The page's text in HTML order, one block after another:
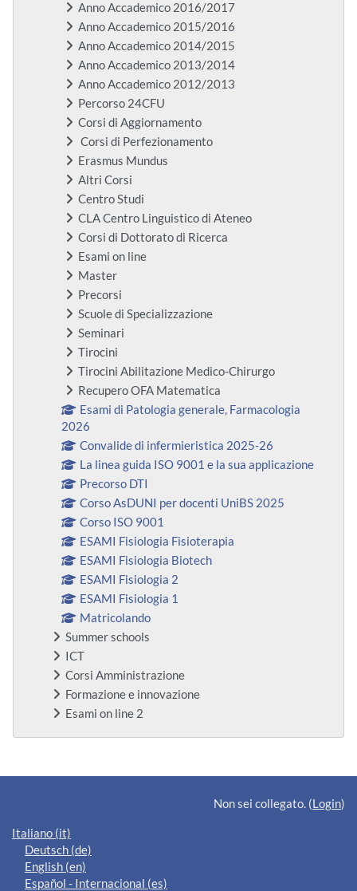
Anno Accademico 2016/2017
Anno Accademico 2015/2016
Anno Accademico 2014/2015
Anno Accademico 2013/2014
Anno Accademico 2012/2013
Percorso 24CFU
Corsi di Aggiornamento
Corsi di Perfezionamento
Erasmus Mundus
Altri Corsi
Centro Studi
CLA Centro Linguistico di Ateneo
Corsi di Dottorato di Ricerca
Esami on line
Master
Precorsi
Scuole di Specializzazione
Seminari
Tirocini
Tirocini Abilitazione Medico-Chirurgo
Recupero OFA Matematica
Esami di Patologia generale, Farmacologia
2026
Convalide di infermieristica 2025-26
La linea guida ISO 9001 e la sua applicazione
Precorso DTI
Corso AsDUNI per docenti UniBS 2025
Corso ISO 9001
ESAMI Fisiologia Fisioterapia
ESAMI Fisiologia Biotech
ESAMI Fisiologia 2
ESAMI Fisiologia 1
Matricolando
Summer schools
ICT
Corsi Amministrazione
Formazione e innovazione
Esami on line 2
Blocchi supplementari
Non sei collegato. (Login)
Italiano ‎(it)‎
Deutsch ‎(de)‎
English ‎(en)‎
Español - Internacional ‎(es)‎